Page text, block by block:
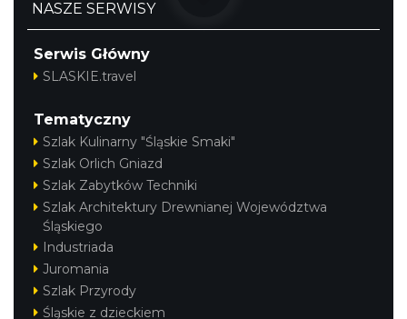
NASZE SERWISY
Serwis Główny
SLASKIE.travel
Tematyczny
Szlak Kulinarny "Śląskie Smaki"
Szlak Orlich Gniazd
Szlak Zabytków Techniki
Szlak Architektury Drewnianej Województwa
Śląskiego
Industriada
Juromania
Szlak Przyrody
Śląskie z dzieckiem